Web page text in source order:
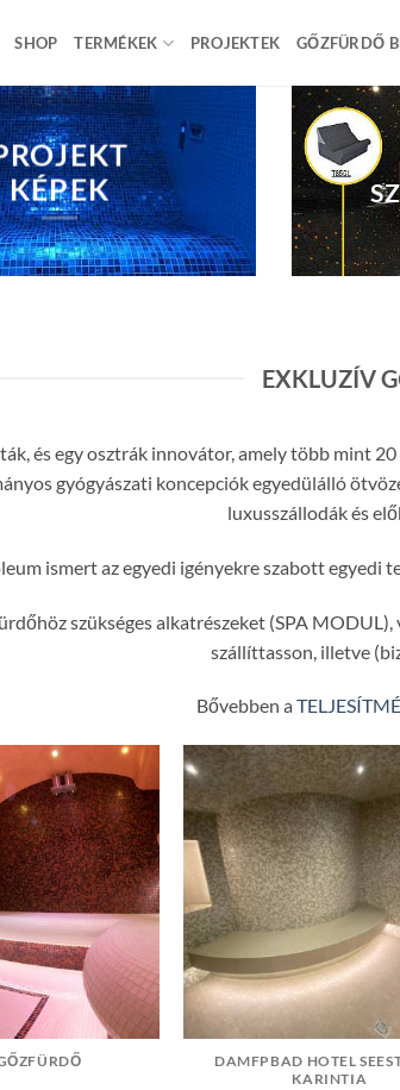
SHOP TERMÉKEK PROJEKTEK GŐZFÜRDŐ
KÉPEK
EXKLUZÍV
és egy osztrák innovátor, amely több mint
gyógyászati koncepciók egyedülálló
luxusszállodák és
ismert az egyedi igényekre szabott egyedi
szükséges alkatrészeket (SPA
szállíttasson, illetve
Bővebben a
DAMFPBAD HOTEL
KARINTIA